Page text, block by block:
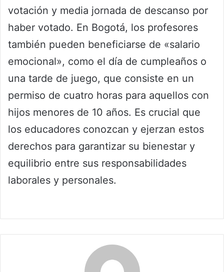
votación y media jornada de descanso por
haber votado. En Bogotá, los profesores
también pueden beneficiarse de «salario
emocional», como el día de cumpleaños o
una tarde de juego, que consiste en un
permiso de cuatro horas para aquellos con
hijos menores de 10 años. Es crucial que
los educadores conozcan y ejerzan estos
derechos para garantizar su bienestar y
equilibrio entre sus responsabilidades
laborales y personales.